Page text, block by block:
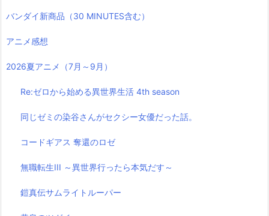
バンダイ新商品（30 MINUTES含む）
アニメ感想
2026夏アニメ（7月～9月）
Re:ゼロから始める異世界生活 4th season
同じゼミの染谷さんがセクシー女優だった話。
コードギアス 奪還のロゼ
無職転生III ～異世界行ったら本気だす～
鎧真伝サムライトルーパー